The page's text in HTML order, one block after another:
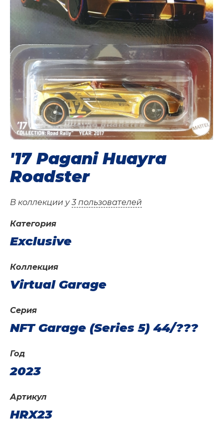
'17 Pagani Huayra
Roadster
В коллекции у3 пользователей
Категория
Exclusive
Год
2023
Коллекция
Virtual Garage
Артикул
HRX23
Серия
NFT Garage (Series 5) 44/???